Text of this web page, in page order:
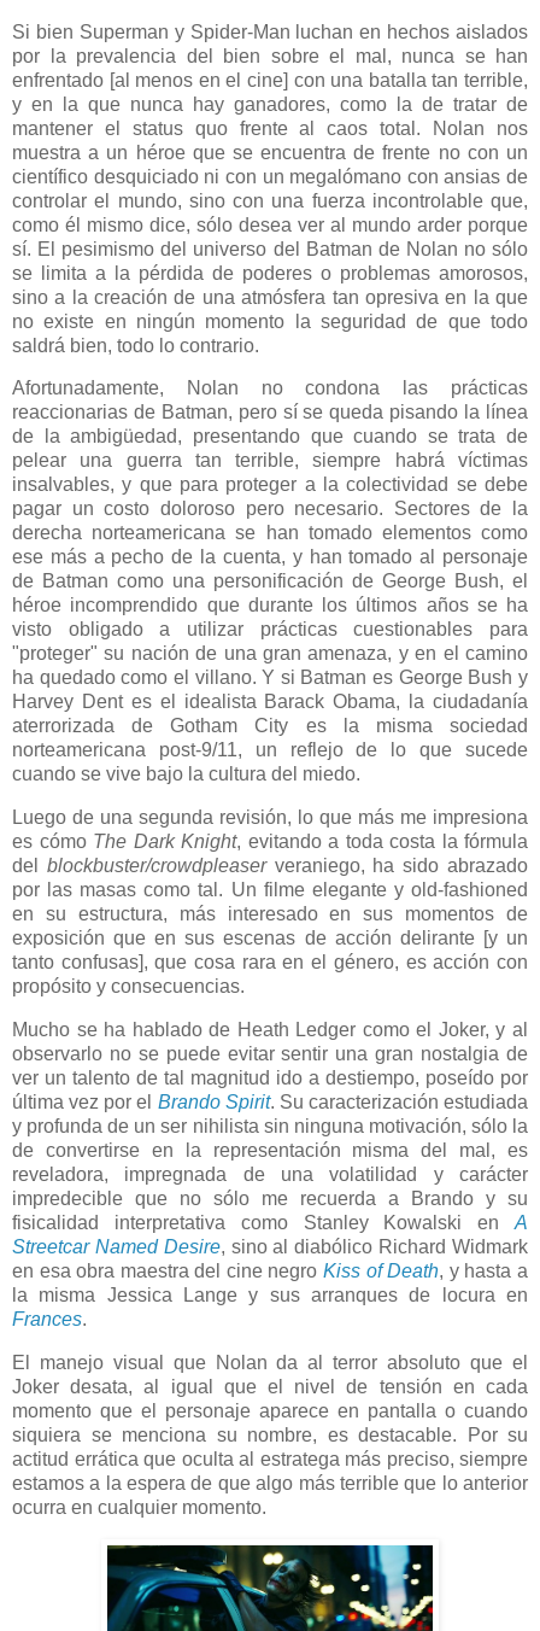
Si bien Superman y Spider-Man luchan en hechos aislados
por la prevalencia del bien sobre el mal, nunca se han
enfrentado [al menos en el cine] con una batalla tan terrible,
y en la que nunca hay ganadores, como la de tratar de
mantener el status quo frente al caos total. Nolan nos
muestra a un héroe que se encuentra de frente no con un
científico desquiciado ni con un megalómano con ansias de
controlar el mundo, sino con una fuerza incontrolable que,
como él mismo dice, sólo desea ver al mundo arder porque
sí. El pesimismo del universo del Batman de Nolan no sólo
se limita a la pérdida de poderes o problemas amorosos,
sino a la creación de una atmósfera tan opresiva en la que
no existe en ningún momento la seguridad de que todo
saldrá bien, todo lo contrario.
Afortunadamente, Nolan no condona las prácticas
reaccionarias de Batman, pero sí se queda pisando la línea
de la ambigüedad, presentando que cuando se trata de
pelear una guerra tan terrible, siempre habrá víctimas
insalvables, y que para proteger a la colectividad se debe
pagar un costo doloroso pero necesario. Sectores de la
derecha norteamericana se han tomado elementos como
ese más a pecho de la cuenta, y han tomado al personaje
de Batman como una personificación de George Bush, el
héroe incomprendido que durante los últimos años se ha
visto obligado a utilizar prácticas cuestionables para
"proteger" su nación de una gran amenaza, y en el camino
ha quedado como el villano. Y si Batman es George Bush y
Harvey Dent es el idealista Barack Obama, la ciudadanía
aterrorizada de Gotham City es la misma sociedad
norteamericana post-9/11, un reflejo de lo que sucede
cuando se vive bajo la cultura del miedo.
Luego de una segunda revisión, lo que más me impresiona
es cómo The Dark Knight, evitando a toda costa la fórmula
del blockbuster/crowdpleaserveraniego, ha sido abrazado
por las masas como tal. Un filme elegante y old-fashioned
en su estructura, más interesado en sus momentos de
exposición que en sus escenas de acción delirante [y un
tanto confusas], que cosa rara en el género, es acción con
propósito y consecuencias.
Mucho se ha hablado de Heath Ledger como el Joker, y al
observarlo no se puede evitar sentir una gran nostalgia de
ver un talento de tal magnitud ido a destiempo, poseído por
última vez por el Brando Spirit. Su caracterización estudiada
y profunda de un ser nihilista sin ninguna motivación, sólo la
de convertirse en la representación misma del mal, es
reveladora, impregnada de una volatilidad y carácter
impredecible que no sólo me recuerda a Brando y su
fisicalidad interpretativa como Stanley Kowalski en A
Streetcar Named Desire, sino al diabólico Richard Widmark
en esa obra maestra del cine negroKiss of Death, y hasta a
la misma Jessica Lange y sus arranques de locura en
Frances.
El manejo visual que Nolan da al terror absoluto que el
Joker desata, al igual que el nivel de tensión en cada
momento que el personaje aparece en pantalla o cuando
siquiera se menciona su nombre, es destacable. Por su
actitud errática que oculta al estratega más preciso, siempre
estamos a la espera de que algo más terrible que lo anterior
ocurra en cualquier momento.